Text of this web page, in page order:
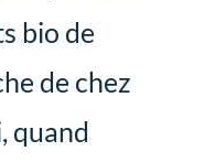
bio de
de chez
quand